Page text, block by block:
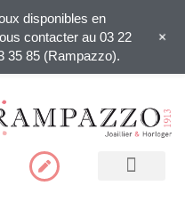
disponibles en
contacter au 03 22
35 85 (Rampazzo).
+